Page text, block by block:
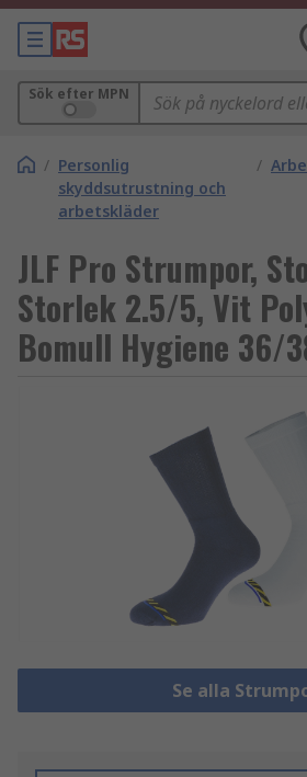
Sök efter MPN
/ Personlig
skyddsutrustning och
arbetskläder
/
JLF Pro Strumpor,
Storlek 2.5/5, Vit
Bomull Hygiene 36/
Se alla